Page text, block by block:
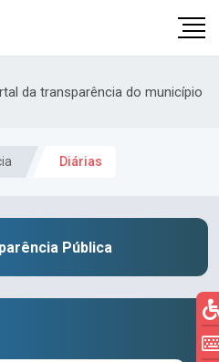
da transparência do município
Diárias
Pública